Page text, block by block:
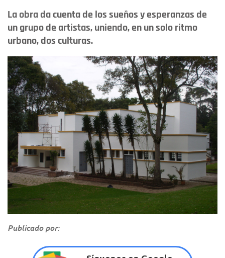
La obra da cuenta de los sueños y esperanzas de
un grupo de artistas, uniendo, en un solo ritmo
urbano, dos culturas.
Publicado por: